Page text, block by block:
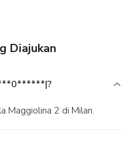
Diajukan
Maggiolina 2 di Milan.